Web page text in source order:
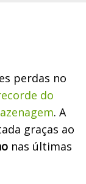
perdas no
do
. A
graças ao
nas últimas